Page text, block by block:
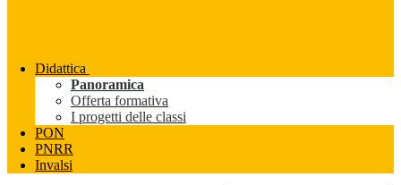
Didattica
Panoramica
Offerta formativa
I progetti delle classi
PON
PNRR
Invalsi